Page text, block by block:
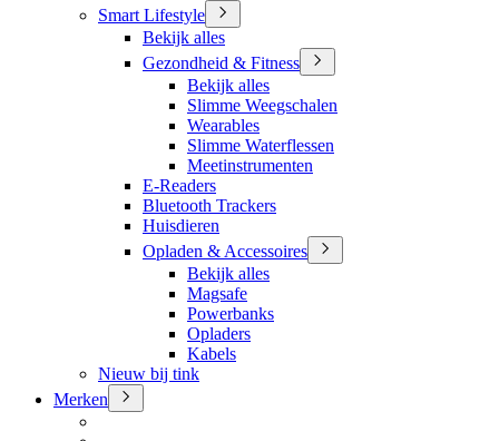
Smart Lifestyle
Bekijk alles
Gezondheid & Fitness
Bekijk alles
Slimme Weegschalen
Wearables
Slimme Waterflessen
Meetinstrumenten
E-Readers
Bluetooth Trackers
Huisdieren
Opladen & Accessoires
Bekijk alles
Magsafe
Powerbanks
Opladers
Kabels
Nieuw bij tink
Merken